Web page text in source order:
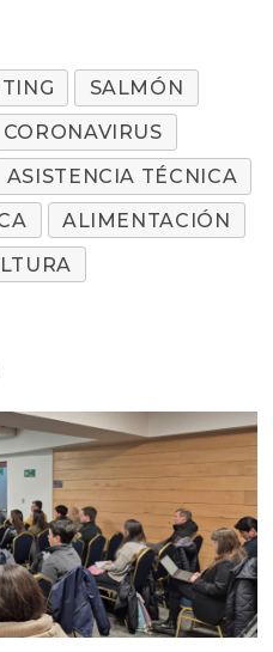
SALMÓN
CORONAVIRUS
ASISTENCIA TÉCNICA
ALIMENTACIÓN